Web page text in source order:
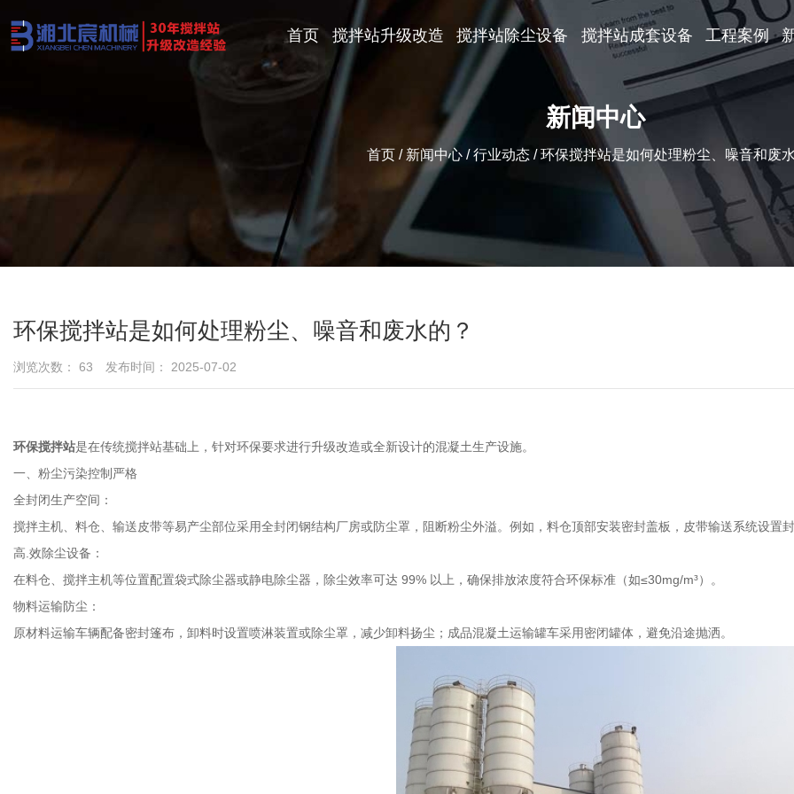
首页 搅拌站升级改造 搅拌站除尘设备 搅拌站成套设备 工程案例
新闻中心
首页 / 新闻中心 /行业动态 /环保搅拌站是如何处理粉尘、噪音和废
环保搅拌站是如何处理粉尘、噪音和废水的？
浏览次数： 63 发布时间： 2025-07-02
环保搅拌站是在传统搅拌站基础上，针对环保要求进行升级改造或全新设计的混凝土生产设施。
一、粉尘污染控制严格
全封闭生产空间：
搅拌主机、料仓、输送皮带等易产尘部位采用全封闭钢结构厂房或防尘罩，阻断粉尘外溢。例如，料仓顶部安装密封盖板，皮带输送系统设置封
高.效除尘设备：
在料仓、搅拌主机等位置配置袋式除尘器或静电除尘器，除尘效率可达 99% 以上，确保排放浓度符合环保标准（如≤30mg/m³）。
物料运输防尘：
原材料运输车辆配备密封篷布，卸料时设置喷淋装置或除尘罩，减少卸料扬尘；成品混凝土运输罐车采用密闭罐体，避免沿途抛洒。